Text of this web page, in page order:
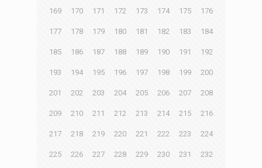
169 170 171 172 173 174 175 176
177 178 179 180 181 182 183 184
185 186 187 188 189 190 191 192
193 194 195 196 197 198 199 200
201 202 203 204 205 206 207 208
209 210 211 212 213 214 215 216
217 218 219 220 221 222 223 224
225 226 227 228 229 230 231 232